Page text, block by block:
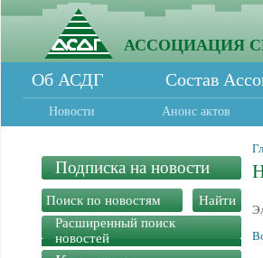
АССОЦИАЦИЯ
Об АСДГ Состав
Новости Анонс актов
Подписка на новости
Расширенный поиск
новостей